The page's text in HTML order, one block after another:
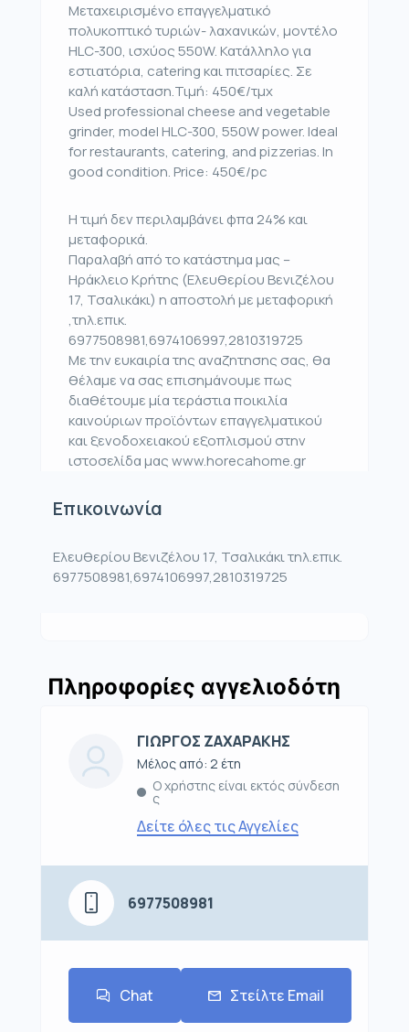
Μεταχειρισμένο επαγγελματικό
πολυκοπτικό τυριών- λαχανικών, μοντέλο
HLC-300, ισχύος 550W. Κατάλληλο για
εστιατόρια, catering και πιτσαρίες. Σε
καλή κατάσταση.Τιμή: 450€/τμχ
Used professional cheese and vegetable
grinder, model HLC-300, 550W power. Ideal
for restaurants, catering, and pizzerias. In
good condition. Price: 450€/pc
Η τιμή δεν περιλαμβάνει φπα 24% και
μεταφορικά.
Παραλαβή από το κατάστημα μας –
Ηράκλειο Κρήτης (Ελευθερίου Βενιζέλου
17, Τσαλικάκι) η αποστολή με μεταφορική
,τηλ.επικ.
6977508981,6974106997,2810319725
Με την ευκαιρία της αναζητησης σας, θα
θέλαμε να σας επισημάνουμε πως
διαθέτουμε μία τεράστια ποικιλία
καινούριων προϊόντων επαγγελματικού
και ξενοδοχειακού εξοπλισμού στην
ιστοσελίδα μας www.horecahome.gr
Επικοινωνία
Ελευθερίου Βενιζέλου 17, Τσαλικάκι τηλ.επικ.
6977508981,6974106997,2810319725
Πληροφορίες αγγελιοδότη
ΓΙΩΡΓΟΣ ΖΑΧΑΡΑΚΗΣ
Μέλος από: 2 έτη
Ο χρήστης είναι εκτός σύνδεση
ς
Δείτε όλες τις Αγγελίες
6977508981
Chat Στείλτε Email